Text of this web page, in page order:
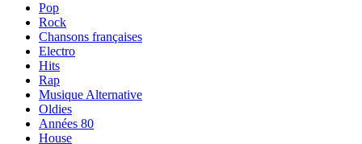
Pop
Rock
Chansons françaises
Electro
Hits
Rap
Musique Alternative
Oldies
Années 80
House